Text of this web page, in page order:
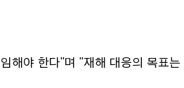
해야 한다"며 "재해 대응의 목표는